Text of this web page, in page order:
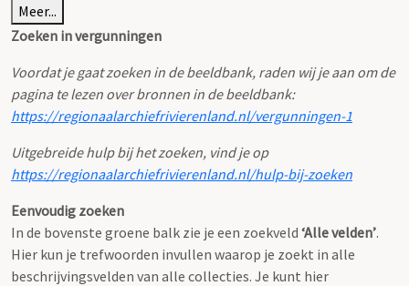
Meer...
Zoeken in vergunningen
Voordat je gaat zoeken in de beeldbank, raden wij je aan om de
pagina te lezen over bronnen in de beeldbank:
https://regionaalarchiefrivierenland.nl/vergunningen-1
Uitgebreide hulp bij het zoeken, vind je op
https://regionaalarchiefrivierenland.nl/hulp-bij-zoeken
Eenvoudig zoeken
In de bovenste groene balk zie je een zoekveld ‘Alle velden’.
Hier kun je trefwoorden invullen waarop je zoekt in alle
beschrijvingsvelden van alle collecties. Je kunt hier